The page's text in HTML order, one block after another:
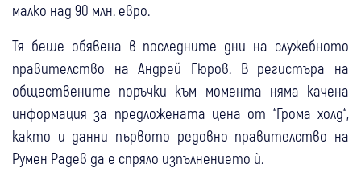
малко над 90 млн. евро.
Тя беше обявена в последните дни на служебното
правителство на Андрей Гюров. В регистъра на
обществените поръчки към момента няма качена
информация за предложената цена от “Грома холд“,
както и данни първото редовно правителство на
Румен Радев да е спряло изпълнението ѝ.